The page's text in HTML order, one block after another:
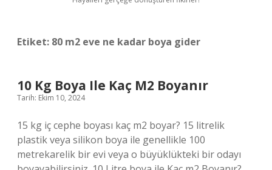
Etiket: 80 m2 eve ne kadar boya gider
10 Kg Boya Ile Kaç M2 Boyanır
Tarih: Ekim 10, 2024
15 kg iç cephe boyası kaç m2 boyar? 15 litrelik
plastik veya silikon boya ile genellikle 100
metrekarelik bir evi veya o büyüklükteki bir odayı